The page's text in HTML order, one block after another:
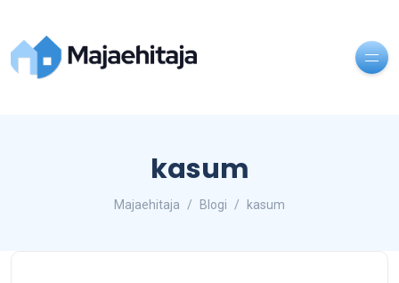
kasum
Majaehitaja Blogi kasum